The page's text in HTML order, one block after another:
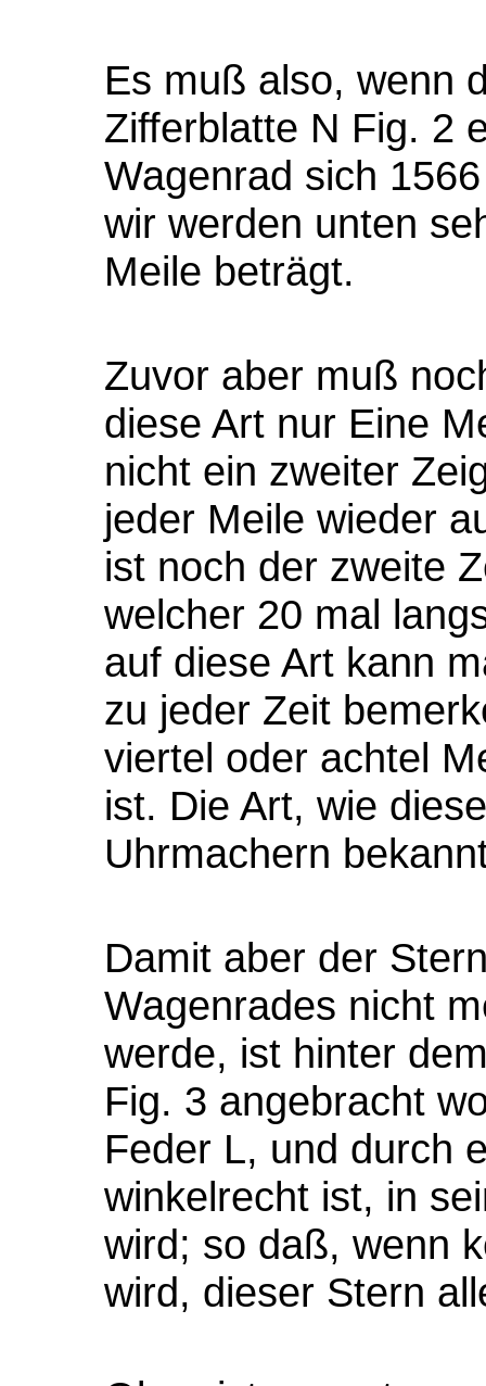
Es muß also, wenn
Zifferblatte N Fig. 2
Wagenrad sich
wir werden unten
Meile beträgt.
Zuvor aber muß
diese Art nur Eine
nicht ein zweiter
jeder Meile wieder
ist noch der zweite
welcher 20 mal
auf diese Art kann
zu jeder Zeit
viertel oder achtel
ist. Die Art, wie
Uhrmachern
Damit aber der
Wagenrades nicht
werde, ist hinter
Fig. 3 angebracht
Feder L, und durch
winkelrecht ist, in
wird; so daß, wenn
wird, dieser Stern